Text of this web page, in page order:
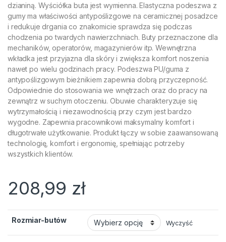
dzianiną. Wyściółka buta jest wymienna. Elastyczna podeszwa z
gumy ma właściwości antypoślizgowe na ceramicznej posadzce
i redukuje drgania co znakomicie sprawdza się podczas
chodzenia po twardych nawierzchniach. Buty przeznaczone dla
mechaników, operatorów, magazynierów itp. Wewnętrzna
wkładka jest przyjazna dla skóry i zwiększa komfort noszenia
nawet po wielu godzinach pracy. Podeszwa PU/guma z
antypoślizgowym bieżnikiem zapewnia dobrą przyczepność.
Odpowiednie do stosowania we wnętrzach oraz do pracy na
zewnątrz w suchym otoczeniu. Obuwie charakteryzuje się
wytrzymałością i niezawodnością przy czym jest bardzo
wygodne. Zapewnia pracownikowi maksymalny komfort i
długotrwałe użytkowanie. Produkt łączy w sobie zaawansowaną
technologię, komfort i ergonomię, spełniając potrzeby
wszystkich klientów.
208,99 zł
Rozmiar-butów Wyczyść